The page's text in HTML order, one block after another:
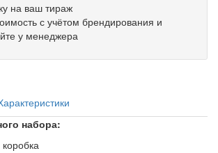
на ваш тираж
с учётом брендирования и
у менеджера
набора: